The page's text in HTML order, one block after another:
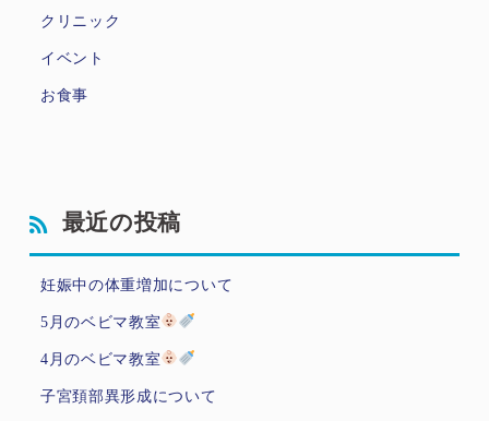
クリニック
イベント
お食事
最近の投稿
妊娠中の体重増加について
5月のベビマ教室
4月のベビマ教室
子宮頚部異形成について